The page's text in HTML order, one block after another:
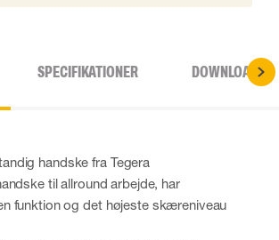
SPECIFIKATIONER DOWNLOADS
handske fra Tegera
til allround arbejde, har
funktion og det højeste skæreniveau